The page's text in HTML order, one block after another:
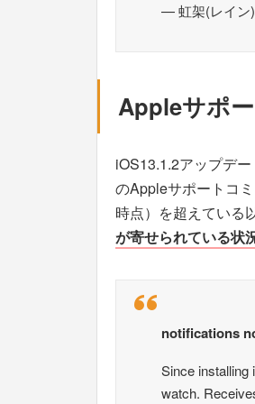
— 虹架(レイン)
Appleサポ
iOS13.1.2アップデ
のAppleサポートコ
時点）を超えている
が寄せられている状
notifications
Since installing
watch.